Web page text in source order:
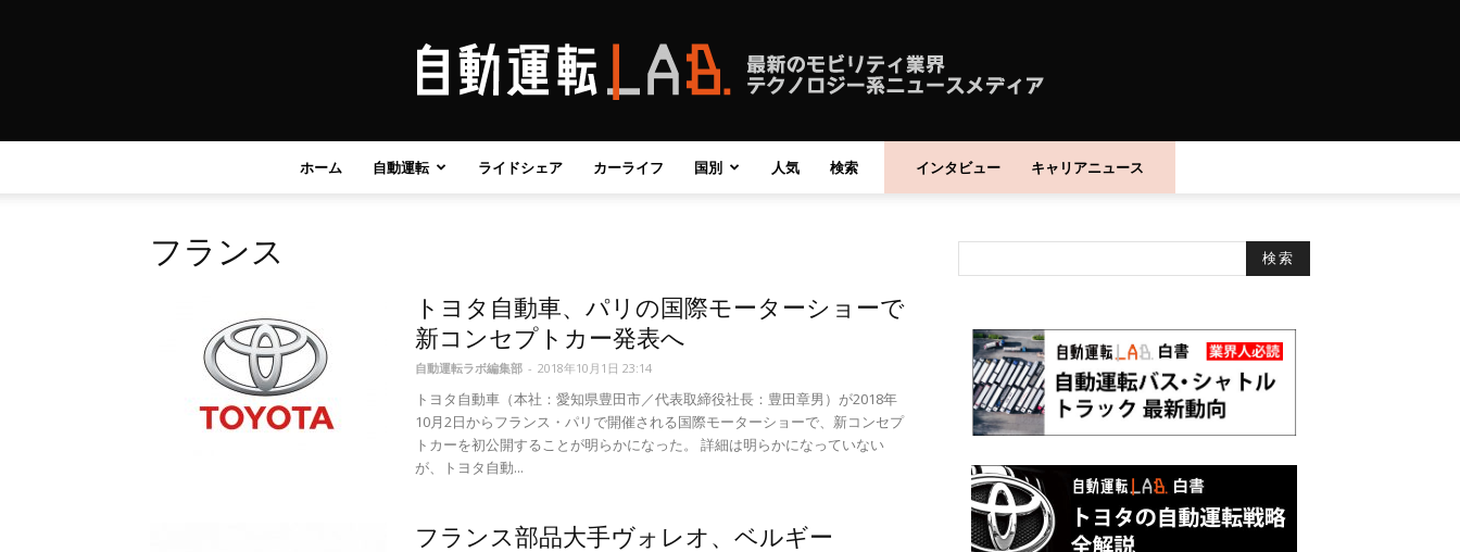
自
動
運
ホーム 自動運転 ライドシェア カーライフ 国別 人気 検索 インタビュー キャリアニュース
フランス
トヨタ自動車、パリの国際モーターショーで
新コンセプトカー発表へ
自動運転ラボ編集部 - 2018年10月1日 23:14
トヨタ自動車（本社：愛知県豊田市／代表取締役社長：豊田章男）が2018年
10月2日からフランス・パリで開催される国際モーターショーで、新コンセプ
トカーを初公開することが明らかになった。 詳細は明らかになっていない
が、トヨタ自動...
フランス部品大手ヴォレオ、ベルギー